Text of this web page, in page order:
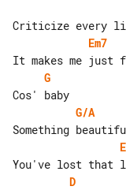
Em7
G
G/A
D